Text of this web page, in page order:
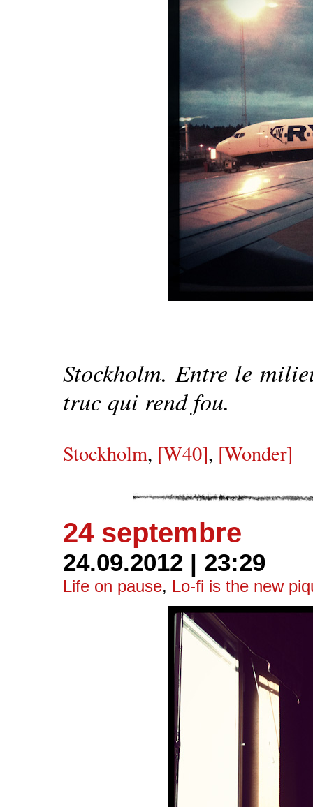
Stockholm. Entre le
truc qui rend fou.
Stockholm, [W40], [Wonder]
24 septembre
24.09.2012 | 23:29
Life on pause, Lo-fi is the new